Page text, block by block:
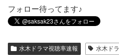
フォロー待ってます♪
水木ドラマ視聴率速報 水木ド